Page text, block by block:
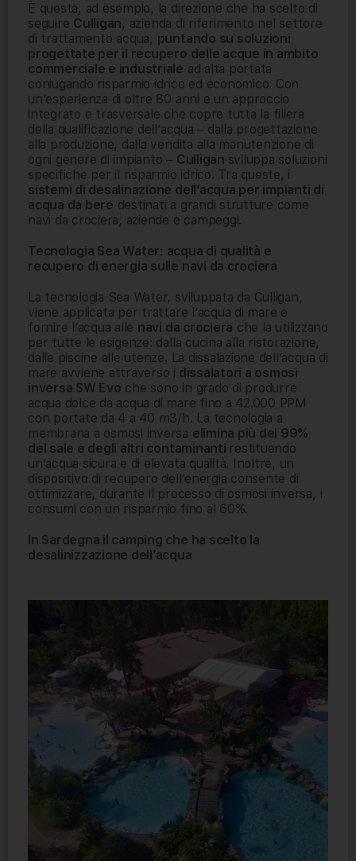
È questa, ad esempio, la direzione che ha scelto di
seguire Culligan, azienda di riferimento nel settore
di trattamento acqua, puntando su soluzioni
progettate per il recupero delle acque in ambito
commerciale e industriale ad alta portata
coniugando risparmio idrico ed economico. Con
un’esperienza di oltre 80 anni e un approccio
integrato e trasversale che copre tutta la filiera
della qualificazione dell’acqua – dalla progettazione
alla produzione, dalla vendita alla manutenzione di
ogni genere di impianto – Culligan sviluppa soluzioni
specifiche per il risparmio idrico. Tra queste, i
sistemi di desalinazione dell’acqua per impianti di
acqua da bere destinati a grandi strutture come
navi da crociera, aziende e campeggi.
Tecnologia Sea Water: acqua di qualità e
recupero di energia sulle navi da crociera
La tecnologia Sea Water, sviluppata da Culligan,
viene applicata per trattare l’acqua di mare e
fornire l’acqua alle navi da crociera che la utilizzano
per tutte le esigenze: dalla cucina alla ristorazione,
dalle piscine alle utenze. La dissalazione dell’acqua di
mare avviene attraverso i dissalatori a osmosi
inversa SW Evo che sono in grado di produrre
acqua dolce da acqua di mare fino a 42.000 PPM
con portate da 4 a 40 m3/h. La tecnologia a
membrana a osmosi inversa elimina più del 99%
del sale e degli altri contaminanti restituendo
un’acqua sicura e di elevata qualità. Inoltre, un
dispositivo di recupero dell’energia consente di
ottimizzare, durante il processo di osmosi inversa, i
consumi con un risparmio fino al 60%.
In Sardegna il camping che ha scelto la
desalinizzazione dell’acqua